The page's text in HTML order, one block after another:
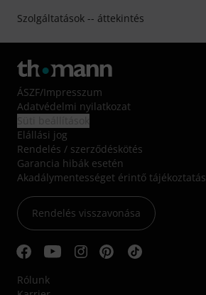
Szolgáltatások -- áttekintés
ÁSZF/Impresszum
Adatvédelmi nyilatkozat
Elállási jog
Rendelés / szerződéskötés
Garancia hibák esetén
Akadálymentességet érintő tájékoztatás
Rendelés visszavonása
Rólunk